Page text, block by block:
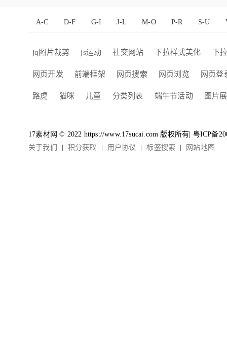
A-C D-F G-I J-L M-O P-R S-U
jq图片裁剪 js运动 社交网站 下拉样式美化 下
网页开发 前端框架 网页搜索 网页浏览 网页登
路虎 猫咪 儿童 分类列表 端午节活动 图片
17素材网 © 2022 https://www.17sucai.com 版权所有| 粤ICP备
关于我们
积分获取 用户协议 标签搜索 网站地图